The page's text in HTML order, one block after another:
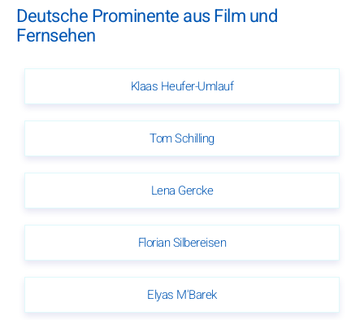
Deutsche Prominente aus Film und
Fernsehen
Klaas Heufer-Umlauf
Tom Schilling
Lena Gercke
Florian Silbereisen
Elyas M'Barek